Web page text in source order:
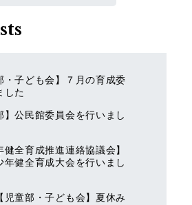
・子ども会】７月の育成委
した
】公民館委員会を行いまし
全育成推進連絡協議会】
年健全育成大会を行いまし
児童部・子ども会】夏休み